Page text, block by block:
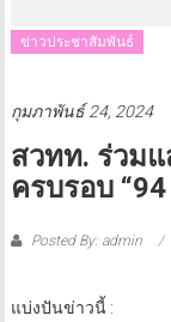
ข่าวประชาสัมพันธ์
กุมภาพันธ์ 24, 2024
สวทท. ร่วม
ครบรอบ
Posted By: admin
แบ่งปันข่าวนี้ :